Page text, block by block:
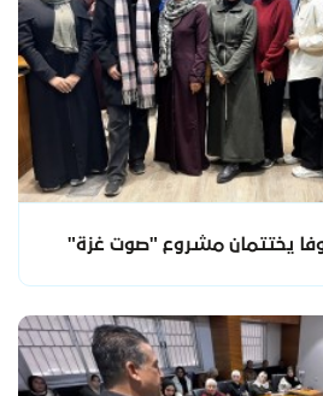
يختتمان مشروع "صوت غزة"